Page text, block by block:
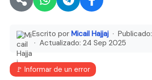
Escrito por Micail Hajjaj · Publicado:
· Actualizado: 24 Sep 2025
🚩 Informar de un error